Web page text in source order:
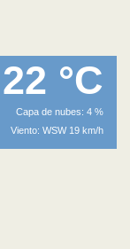
22 °C
Capa de nubes: 4 %
Viento: WSW 19 km/h